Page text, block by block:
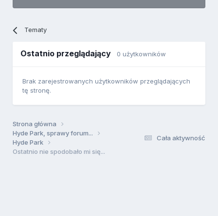
Tematy
Ostatnio przeglądający 0 użytkowników
Brak zarejestrowanych użytkowników przeglądających
tę stronę.
Cała aktywność
Strona główna
Hyde Park, sprawy forum...
Hyde Park
Ostatnio nie spodobało mi się...